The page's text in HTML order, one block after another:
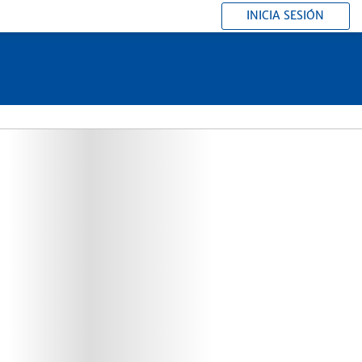
INICIA SESIÓN